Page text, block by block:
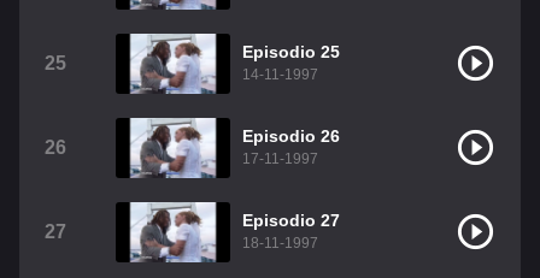
25
Episodio 25
14-11-1997
26
Episodio 26
17-11-1997
27
Episodio 27
18-11-1997